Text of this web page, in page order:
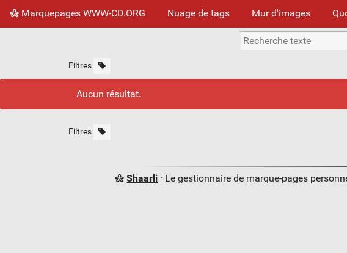
Marquepages WWW-CD.ORG Nuage de tags Mur d'images
Filtres
Aucun résultat.
Filtres
Shaarli · Le gestionnaire de marque-pages